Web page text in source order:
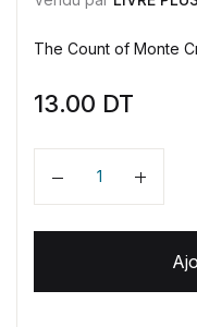
The Count of Monte
13.00 DT
Quantité